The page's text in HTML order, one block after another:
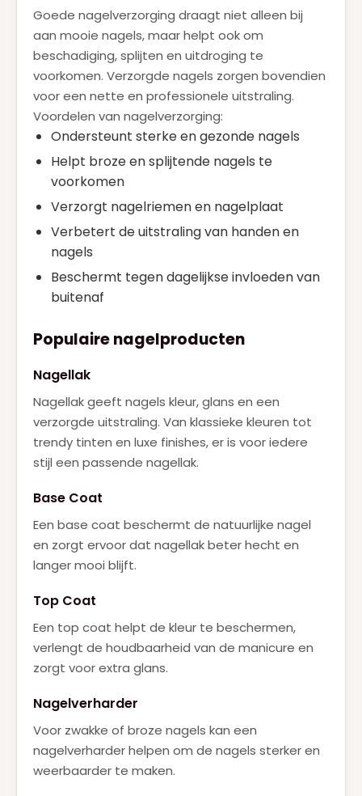
PRADA(5)
RALPH LAUREN
Roberto Cavalli(1)
SERGE LUTENS
SISLEY(2)
TOM FORD(5)
VERSACE(3)
VIKTOR & ROLF
YVES SAINT LAURENT
Goede nagelverzorging draagt niet alleen bij
aan mooie nagels, maar helpt ook om
beschadiging, splijten en uitdroging te
voorkomen. Verzorgde nagels zorgen bovendien
voor een nette en professionele uitstraling.
Voordelen van nagelverzorging:
Ondersteunt sterke en gezonde nagels
Helpt broze en splijtende nagels te
voorkomen
Verzorgt nagelriemen en nagelplaat
Verbetert de uitstraling van handen en
nagels
Beschermt tegen dagelijkse invloeden van
buitenaf
Populaire nagelproducten
Nagellak
Nagellak geeft nagels kleur, glans en een
verzorgde uitstraling. Van klassieke kleuren tot
trendy tinten en luxe finishes, er is voor iedere
stijl een passende nagellak.
Base Coat
Een base coat beschermt de natuurlijke nagel
en zorgt ervoor dat nagellak beter hecht en
langer mooi blijft.
Top Coat
Een top coat helpt de kleur te beschermen,
verlengt de houdbaarheid van de manicure en
zorgt voor extra glans.
Nagelverharder
Voor zwakke of broze nagels kan een
nagelverharder helpen om de nagels sterker en
weerbaarder te maken.